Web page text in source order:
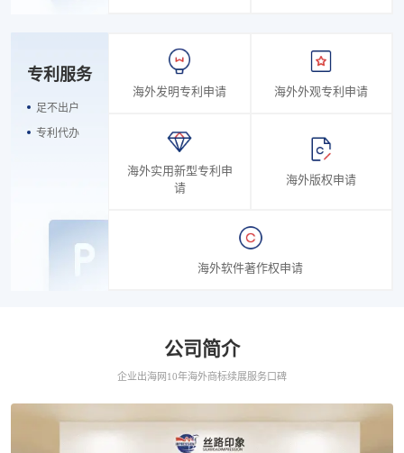
专利服务
足不出户
专利代办
海外发明专利申请 海外外观专利申请
海外实用新型专利申
请
海外版权申请
海外软件著作权申请
公司简介
企业出海网10年海外商标续展服务口碑